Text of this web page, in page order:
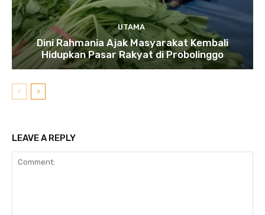
UTAMA
Dini Rahmania Ajak Masyarakat Kembali
Hidupkan Pasar Rakyat di Probolinggo
LEAVE A REPLY